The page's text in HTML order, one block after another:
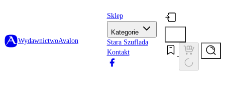
WydawnictwoAvalon
Sklep
Kategorie
Stara Szuflada
Kontakt